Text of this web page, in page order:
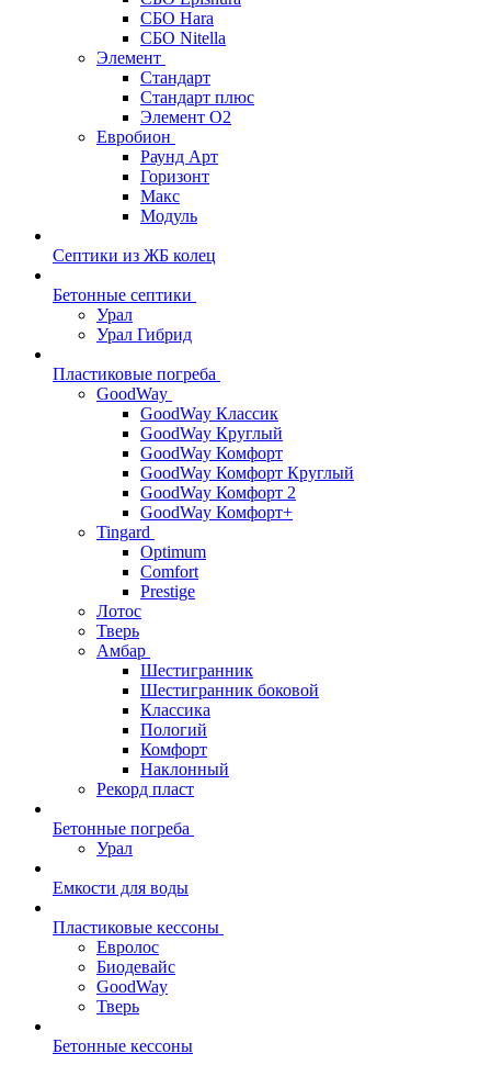
СБО Hara
СБО Nitella
Элемент
Стандарт
Стандарт плюс
Элемент О2
Евробион
Раунд Арт
Горизонт
Макс
Модуль
Септики из ЖБ колец
Бетонные септики
Урал
Урал Гибрид
Пластиковые погреба
GoodWay
GoodWay Классик
GoodWay Круглый
GoodWay Комфорт
GoodWay Комфорт Круглый
GoodWay Комфорт 2
GoodWay Комфорт+
Tingard
Optimum
Comfort
Prestige
Лотос
Тверь
Амбар
Шестигранник
Шестигранник боковой
Классика
Пологий
Комфорт
Наклонный
Рекорд пласт
Бетонные погреба
Урал
Емкости для воды
Пластиковые кессоны
Евролос
Биодевайс
GoodWay
Тверь
Бетонные кессоны